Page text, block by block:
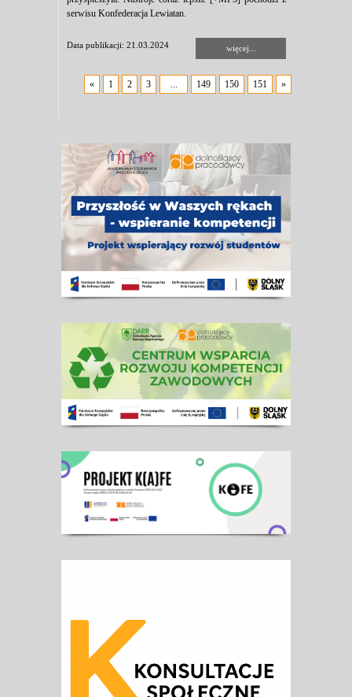
serwisu Konfederacja Lewiatan.
Data publikacji: 21.03.2024 więcej...
« 1 2 3 ... 149 150 151 »